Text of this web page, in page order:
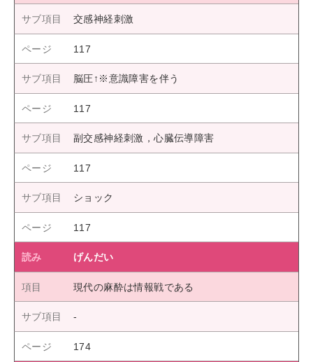
交感神経刺激
117
脳圧↑※意識障害を伴う
117
副交感神経刺激，心臓伝導障害
117
ショック
117
げんだい
現代の麻酔は情報戦である
174